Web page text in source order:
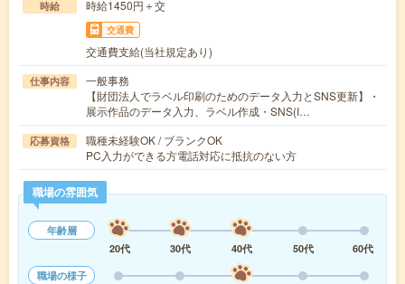
時給 時給1450円＋交
交通費
交通費支給(当社規定あり)
仕事内容
一般事務
【財団法人でラベル印刷のためのデータ入力とSNS更新】・
展示作品のデータ入力、ラベル作成・SNS(I…
応募資格
職種未経験OK / ブランクOK
PC入力ができる方電話対応に抵抗のない方
職場の雰囲気
年齢層
20代
30代 40代 50代
60代
職場の様子